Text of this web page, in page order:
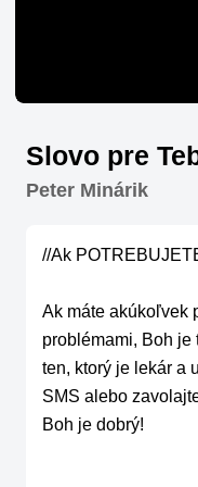
Slovo pre
Peter Minárik
//Ak
Ak máte akúkoľvek
problémami, Boh je
ten, ktorý je lekár a
SMS alebo
Boh je dobrý!